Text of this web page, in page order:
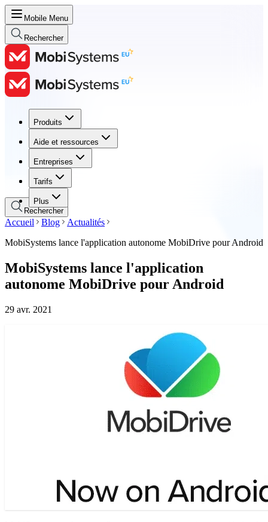
Mobile Menu
Rechercher
Produits
Aide et ressources
Entreprises
Tarifs
Plus
Produits
Aide et ressources
Entreprises
Tarifs
Rechercher
Accueil Blog
Actualités
MobiSystems lance l'application autonome MobiDrive pour Android
MobiSystems lance l'application
autonome MobiDrive pour Android
29 avr. 2021